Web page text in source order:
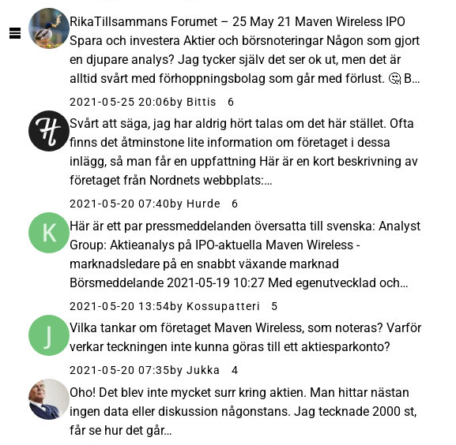
RikaTillsammans Forumet – 25 May 21 Maven Wireless IPO
Spara och investera Aktier och börsnoteringar Någon som gjort
en djupare analys? Jag tycker själv det ser ok ut, men det är
alltid svårt med förhoppningsbolag som går med förlust. 🤔 Bra
utveckling på försäljningen, stabila kunder...
2021-05-25 20:06by Bittis 6
Svårt att säga, jag har aldrig hört talas om det här stället. Ofta
finns det åtminstone lite information om företaget i dessa
inlägg, så man får en uppfattning Här är en kort beskrivning av
företaget från Nordnets webbplats:
https://www.nordnet.fi/fi/kampanjat/listautumisannit/maven...
2021-05-20 07:40 by Hurde 6
Här är ett par pressmeddelanden översatta till svenska: Analyst
Group: Aktieanalys på IPO-aktuella Maven Wireless -
marknadsledare på en snabbt växande marknad
Börsmeddelande 2021-05-19 10:27 Med egenutvecklad och
patenterad mjukvara är Maven Wireless (”Maven” eller
”Bolaget”) idag...
2021-05-20 13:54by Kossupatteri 5
Vilka tankar om företaget Maven Wireless, som noteras? Varför
verkar teckningen inte kunna göras till ett aktiesparkonto?
2021-05-20 07:35by Jukka 4
Oho! Det blev inte mycket surr kring aktien. Man hittar nästan
ingen data eller diskussion någonstans. Jag tecknade 2000 st,
får se hur det går…